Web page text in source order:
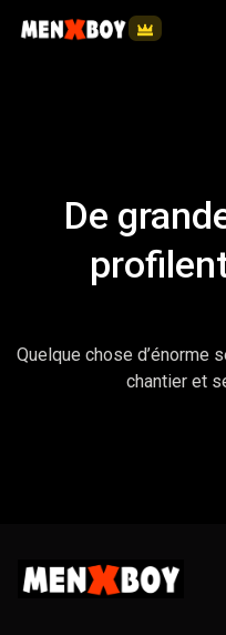
De
Quelque chose d’énorme
chantier et